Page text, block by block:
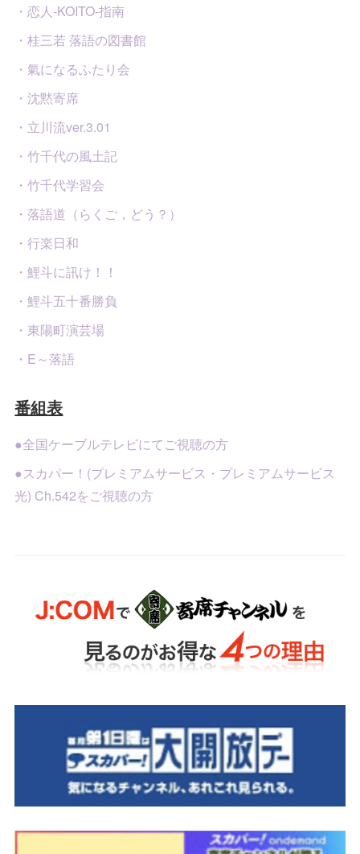
・恋人-KOITO-指南
・桂三若 落語の図書館
・氣になるふたり会
・沈黙寄席
・立川流ver.3.01
・竹千代の風土記
・竹千代学習会
・落語道（らくご，どう？）
・行楽日和
・鯉斗に訊け！！
・鯉斗五十番勝負
・東陽町演芸場
・E～落語
番組表
●全国ケーブルテレビにてご視聴の方
●スカパー！(プレミアムサービス・プレミアムサービス
光) Ch.542をご視聴の方